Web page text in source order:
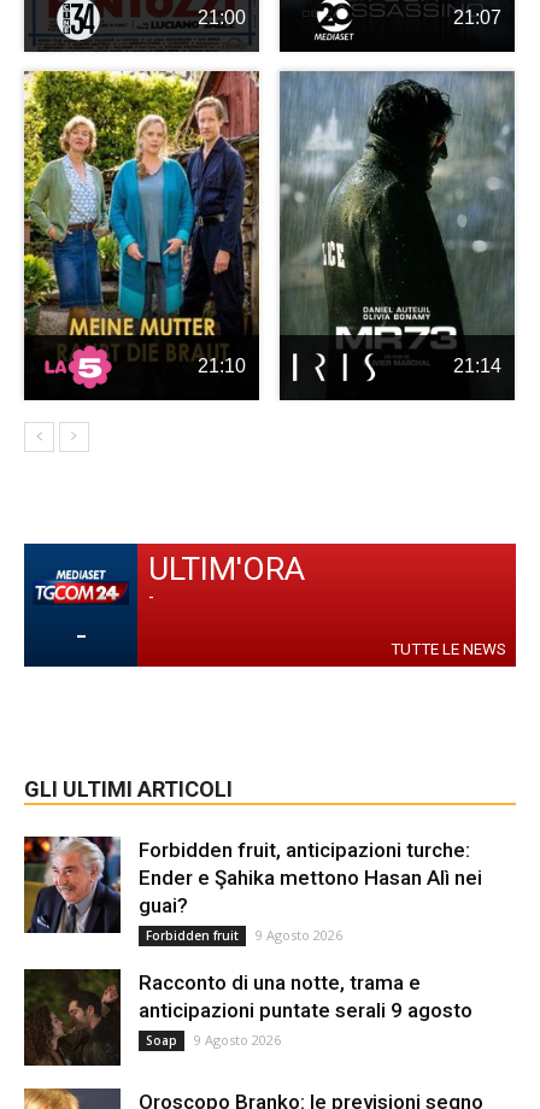
21:00 21:07
21:10 21:14
-
ULTIM'ORA
-
TUTTE LE NEWS
GLI ULTIMI ARTICOLI
Forbidden fruit, anticipazioni turche:
Ender e Şahika mettono Hasan Alì nei
guai?
Forbidden fruit 9 Agosto 2026
Racconto di una notte, trama e
anticipazioni puntate serali 9 agosto
Soap 9 Agosto 2026
Oroscopo Branko: le previsioni segno